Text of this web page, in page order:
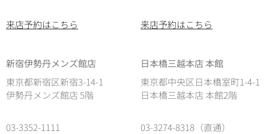
来店予約はこちら 来店予約はこちら
新宿伊勢丹メンズ館店
東京都新宿区新宿3-14-1
伊勢丹メンズ館店 5階
03-3352-1111
日本橋三越本店 本館
東京都中央区日本橋室町1-4-1
日本橋三越本店 本館2階
03-3274-8318（直通）